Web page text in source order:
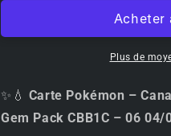
Pokémon
/
(潤
Carte
Pokémon
/
(潤
Plus de
✨💧 Carte Pokémon –
Gem Pack CBB1C – 06 04/